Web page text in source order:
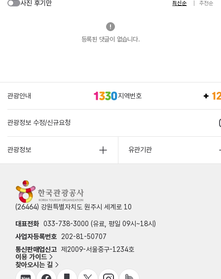
사진 후기만 최신순 추천순
등록된 댓글이 없습니다.
관광안내 지역번호
관광정보 수정/신규요청
관광정보 유관기관
(26464) 강원특별자치도 원주시 세계로 10
대표전화 033-738-3000 (유료, 평일 09시~18시)
사업자등록번호
202-81-50707
통신판매업신고 제2009-서울중구-1234호
이용 가이드
찾아오시는 길